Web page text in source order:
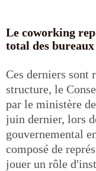
Le coworking
total des bureaux
Ces derniers sont
structure, le
par le ministère
juin dernier, lors
gouvernemental
composé de
jouer un rôle